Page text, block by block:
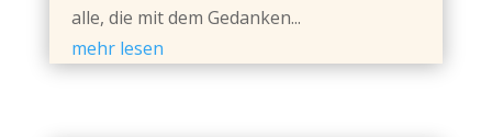
alle, die mit dem Gedanken...
mehr lesen